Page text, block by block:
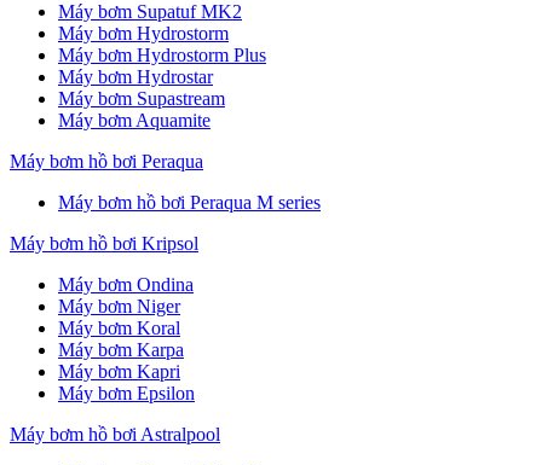
Máy bơm Supatuf MK2
Máy bơm Hydrostorm
Máy bơm Hydrostorm Plus
Máy bơm Hydrostar
Máy bơm Supastream
Máy bơm Aquamite
Máy bơm hồ bơi Peraqua
Máy bơm hồ bơi Peraqua M series
Máy bơm hồ bơi Kripsol
Máy bơm Ondina
Máy bơm Niger
Máy bơm Koral
Máy bơm Karpa
Máy bơm Kapri
Máy bơm Epsilon
Máy bơm hồ bơi Astralpool